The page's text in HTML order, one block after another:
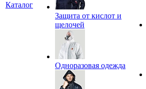
Каталог
Защита от кислот и
щелочей
Одноразовая одежда